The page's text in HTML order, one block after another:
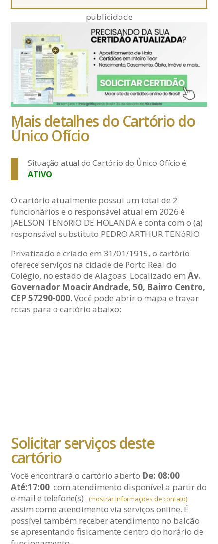
publicidade
Mais detalhes do Cartório do
Único Ofício
Situação atual do Cartório do Único Ofício é
ATIVO
O cartório atualmente possui um total de 2
funcionários e o responsável atual em 2026 é
JAELSON TENóRIO DE HOLANDA e conta com o (a)
responsável substituto PEDRO ARTHUR TENóRIO
Privatizado e criado em 31/01/1915, o cartório
oferece serviços na cidade de Porto Real do
Colégio, no estado de Alagoas. Localizado emAv.
Governador Moacir Andrade, 50, Bairro Centro,
CEP 57290-000. Você pode abrir o mapa e travar
rotas para o cartório abaixo:
Solicitar serviços deste
cartório
Você encontrará o cartório aberto De: 08:00
Até:17:00 com atendimento disponível a partir do
e-maile telefone(s) (mostrar informações de contato)
assim como atendimento via serviços online. É
possível também receber atendimento no balcão
se apresentando fisicamente dentro do horário de